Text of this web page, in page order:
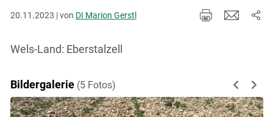
20.11.2023 | von DI Marion Gerstl
Wels-Land: Eberstalzell
Bildergalerie (5 Fotos) Previous
Next